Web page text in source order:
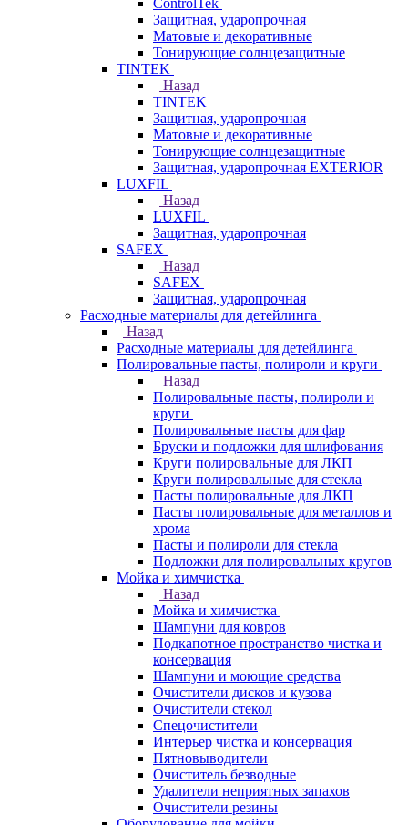
ControlTek
Защитная, ударопрочная
Матовые и декоративные
Тонирующие солнцезащитные
TINTEK
Назад
TINTEK
Защитная, ударопрочная
Матовые и декоративные
Тонирующие солнцезащитные
Защитная, ударопрочная EXTERIOR
LUXFIL
Назад
LUXFIL
Защитная, ударопрочная
SAFEX
Назад
SAFEX
Защитная, ударопрочная
Расходные материалы для детейлинга
Назад
Расходные материалы для детейлинга
Полировальные пасты, полироли и круги
Назад
Полировальные пасты, полироли и
круги
Полировальные пасты для фар
Бруски и подложки для шлифования
Круги полировальные для ЛКП
Круги полировальные для стекла
Пасты полировальные для ЛКП
Пасты полировальные для металлов и
хрома
Пасты и полироли для стекла
Подложки для полировальных кругов
Мойка и химчистка
Назад
Мойка и химчистка
Шампуни для ковров
Подкапотное пространство чистка и
консервация
Шампуни и моющие средства
Очистители дисков и кузова
Очистители стекол
Спецочистители
Интерьер чистка и консервация
Пятновыводители
Очиститель безводные
Удалители неприятных запахов
Очистители резины